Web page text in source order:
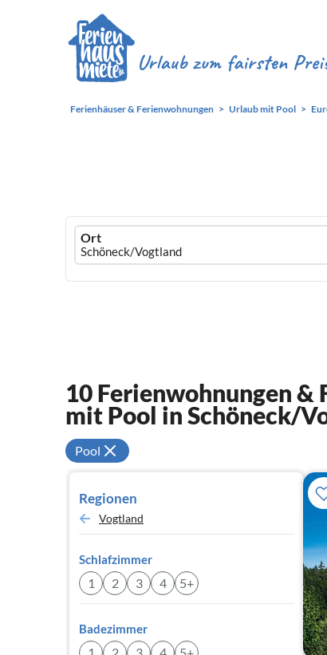
Ferienhäuser & Ferienwohnungen Urlaub mit Pool
Ferienhausmiete
logo
Ort
10 Ferienwohnungen &
mit Pool in Schöneck/
Pool
Regionen
Vogtland
Schlafzimmer
1 2 3 4 5+
Badezimmer